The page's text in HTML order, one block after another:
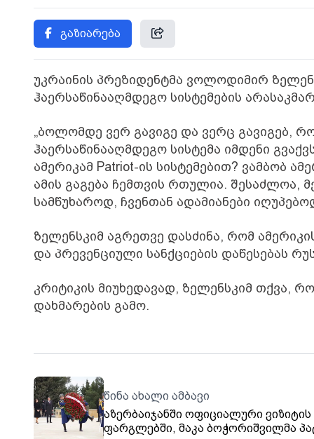
გაზიარება
უკრაინის პრეზიდენტმა ვოლოდიმირ
ჰაერსაწინააღმდეგო სისტემების
„ბოლომდე ვერ გავიგე და ვერც გავიგებ,
ჰაერსაწინააღმდეგო სისტემა იმდენი
ამერიკამ Patriot-ის სისტემებით? ვამბობ
ამის გაგება ჩემთვის რთულია. შესაძლოა,
სამწუხაროდ, ჩვენთან ადამიანები
ზელენსკიმ აგრეთვე დასძინა, რომ
და პრევენციული სანქციების დაწესებას
კრიტიკის მიუხედავად, ზელენსკიმ თქვა,
დახმარების გამო.
წინა ახალი ამბავი
აზერბაიჯანში ოფიციალური ვიზიტის
ფარგლებში, მაკა ბოჭორიშვილმა